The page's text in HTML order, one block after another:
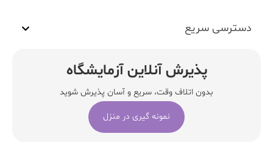
دسترسی سریع
پذیرش آنلاین آزمایشگاه
بدون اتلاف وقت، سریع و آسان پذیرش شوید
نمونه گیری در منزل